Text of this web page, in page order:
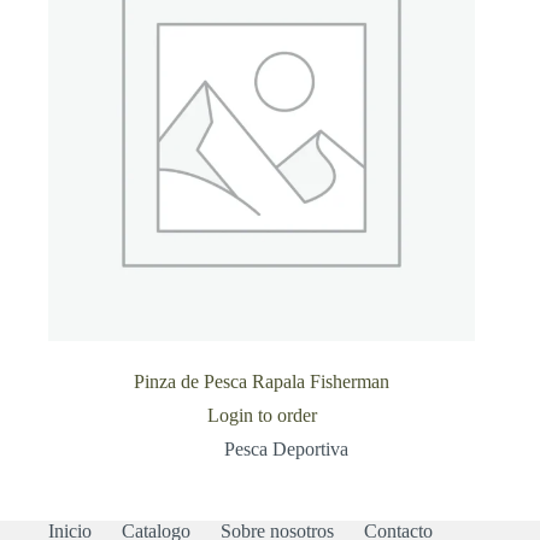
Pinza de Pesca Rapala Fisherman
Login to order
Pesca Deportiva
Inicio Catalogo Sobre nosotros Contacto